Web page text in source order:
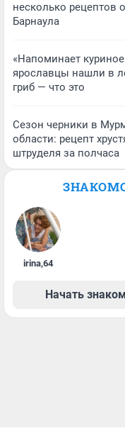
несколько рецептов
Барнаула
«Напоминает
ярославцы нашли в
гриб — что это
Сезон черники в
области: рецепт
штруделя за полчаса
irina,64
Начать